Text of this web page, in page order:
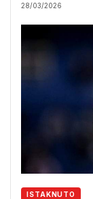
28/03/2026
ISTAKNUTO